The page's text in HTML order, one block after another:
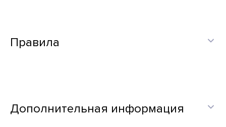
Правила
Дополнительная информация